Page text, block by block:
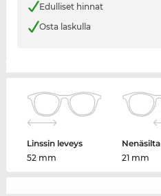
Edulliset hinnat
Osta laskulla
Linssin leveys
52 mm
Nenäsilta
21 mm